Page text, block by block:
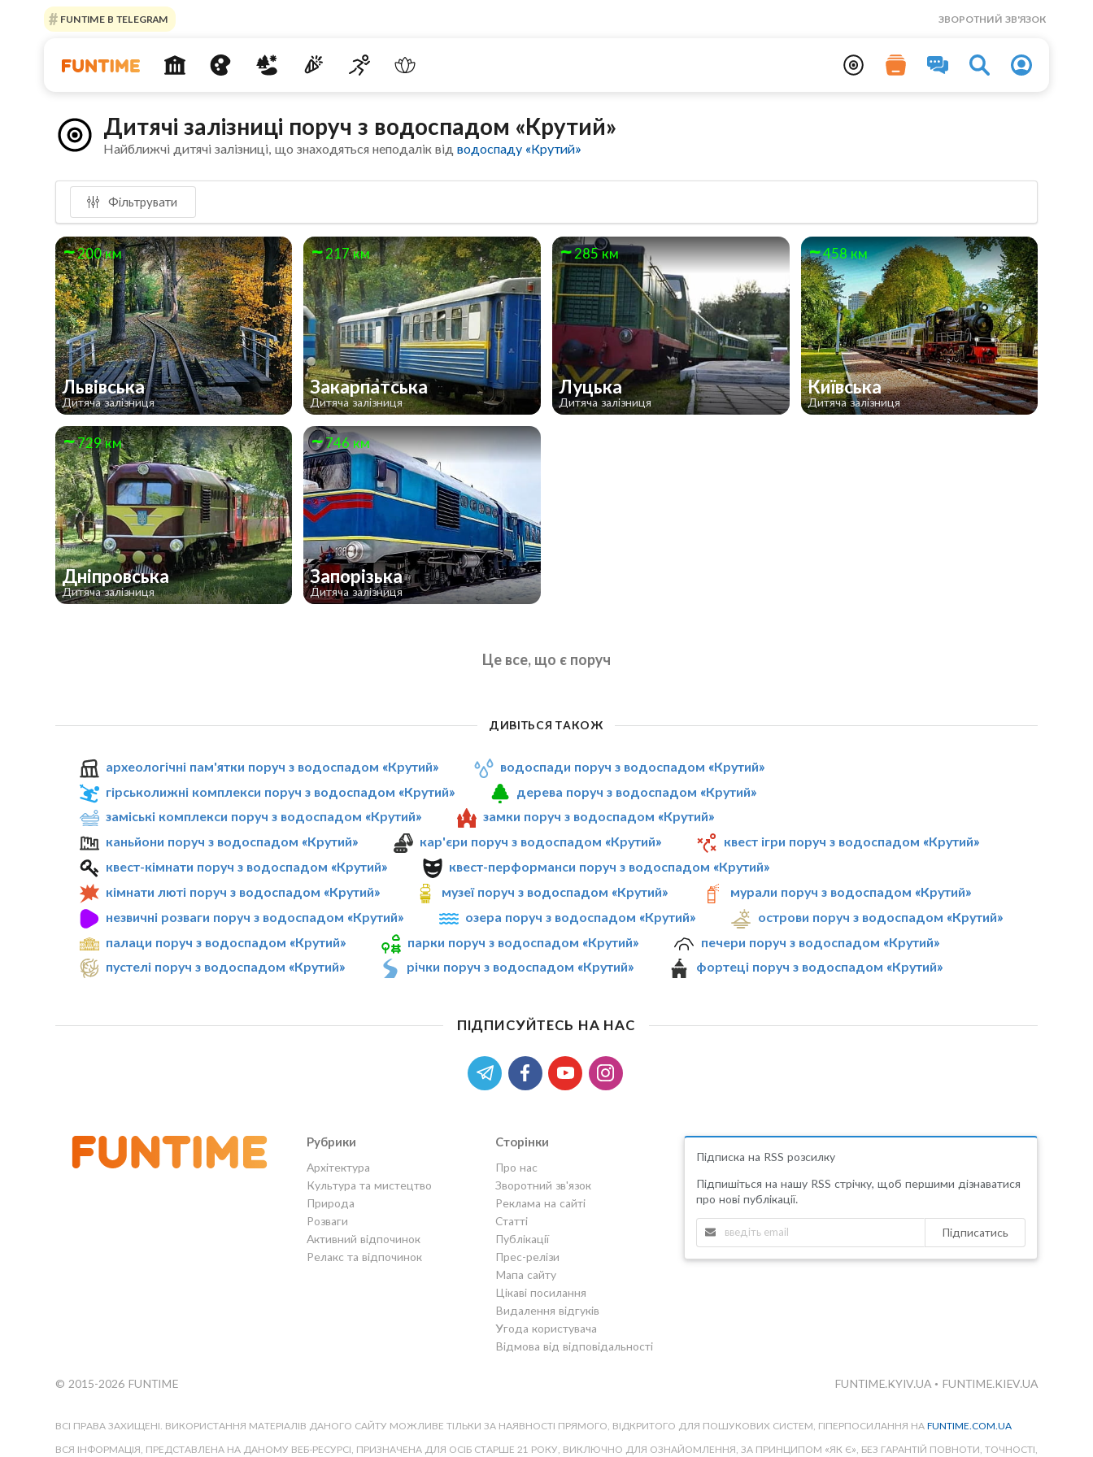
FUNTIME В TELEGRAM ЗВОРОТНИЙ ЗВ'ЯЗОК
Дитячі залізниці поруч з водоспадом «Крутий»
Найближчі дитячі залізниці, що знаходяться неподалік відводоспаду «Крутий»
Фільтрувати
200 км
Львівська
Дитяча залізниця
217 км
Закарпатська
Дитяча залізниця
285 км
Луцька
Дитяча залізниця
458 км
Київська
Дитяча залізниця
729 км
Дніпровська
Дитяча залізниця
746 км
Запорізька
Дитяча залізниця
Це все, що є поруч
ДИВІТЬСЯ ТАКОЖ
археологічні пам'ятки поруч з водоспадом «Крутий»
водоспади поруч з водоспадом «Крутий»
гірськолижні комплекси поруч з водоспадом «Крутий»
дерева поруч з водоспадом «Крутий»
заміські комплекси поруч з водоспадом «Крутий»
замки поруч з водоспадом «Крутий»
каньйони поруч з водоспадом «Крутий»
кар'єри поруч з водоспадом «Крутий»
квест ігри поруч з водоспадом «Крутий»
квест-кімнати поруч з водоспадом «Крутий»
квест-перформанси поруч з водоспадом «Крутий»
кімнати люті поруч з водоспадом «Крутий»
музеї поруч з водоспадом «Крутий»
мурали поруч з водоспадом «Крутий»
незвичні розваги поруч з водоспадом «Крутий»
озера поруч з водоспадом «Крутий»
острови поруч з водоспадом «Крутий»
палаци поруч з водоспадом «Крутий»
парки поруч з водоспадом «Крутий»
печери поруч з водоспадом «Крутий»
пустелі поруч з водоспадом «Крутий»
річки поруч з водоспадом «Крутий» фортеці поруч з водоспадом «Крутий»
ПІДПИСУЙТЕСЬ НА НАС
Рубрики
Архітектура
Культура та мистецтво
Природа
Розваги
Активний відпочинок
Релакс та відпочинок
Сторінки
Про нас
Зворотний зв'язок
Реклама на сайті
Статті
Публікації
Прес-релізи
Мапа сайту
Цікаві посилання
Видалення відгуків
Угода користувача
Відмова від відповідальності
Підписка на RSS розсилку
Підпишіться на нашу RSS стрічку, щоб першими дізнаватися
про нові публікації.
Підписатись
© 2015-2026 FUNTIME FUNTIME.KYIV.UA • FUNTIME.KIEV.UA
ВСІ ПРАВА ЗАХИЩЕНІ. ВИКОРИСТАННЯ МАТЕРІАЛІВ ДАНОГО САЙТУ МОЖЛИВЕ ТІЛЬКИ ЗА НАЯВНОСТІ ПРЯМОГО, ВІДКРИТОГО ДЛЯ ПОШУКОВИХ СИСТЕМ, ГІПЕРПОСИЛАННЯ НА FUNTIME.COM.UA
ВСЯ ІНФОРМАЦІЯ, ПРЕДСТАВЛЕНА НА ДАНОМУ ВЕБ-РЕСУРСІ, ПРИЗНАЧЕНА ДЛЯ ОСІБ СТАРШЕ 21 РОКУ, ВИКЛЮЧНО ДЛЯ ОЗНАЙОМЛЕННЯ, ЗА ПРИНЦИПОМ «ЯК Є», БЕЗ ГАРАНТІЙ ПОВНОТИ, ТОЧНОСТІ,